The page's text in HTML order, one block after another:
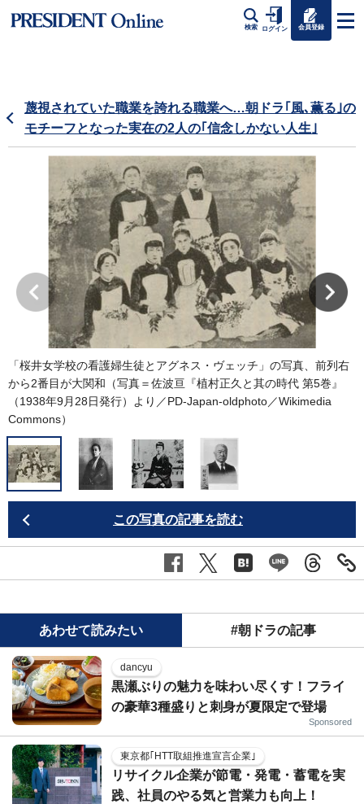
検索 ログイン 会員登録
蔑視されていた職業を誇れる職業へ…朝ドラ｢風､薫る｣の
モチーフとなった実在の2人の｢信念しかない人生｣
「桜井女学校の看護婦生徒とアグネス・ヴェッチ」の写真、前列右
から2番目が大関和（写真＝佐波亘『植村正久と其の時代 第5巻』
（1938年9月28日発行）より／PD-Japan-oldphoto／Wikimedia
Commons）
この写真の記事を読む
あわせて読みたい #朝ドラの記事
dancyu
黒瀬ぶりの魅力を味わい尽くす！フライ
の豪華3種盛りと刺身が夏限定で登場
Sponsored
東京都｢HTT取組推進宣言企業｣
リサイクル企業が節電・発電・蓄電を実
践、社員のやる気と営業力も向上！